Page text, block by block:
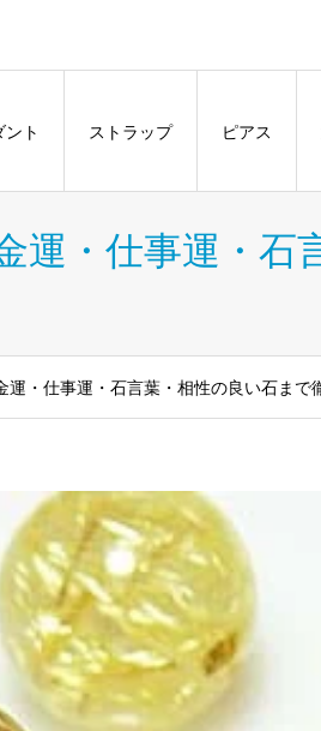
ント ストラップ ピアス
・仕事運・石
・仕事運・石言葉・相性の良い石まで